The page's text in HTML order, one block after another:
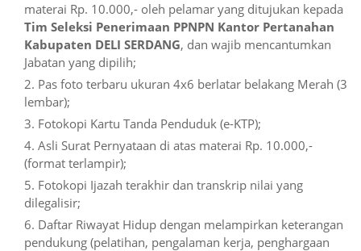
materai Rp. 10.000,- oleh pelamar yang ditujukan kepada
Tim Seleksi Penerimaan PPNPN Kantor Pertanahan
Kabupaten DELI SERDANG, dan wajib mencantumkan
Jabatan yang dipilih;
Pas foto terbaru ukuran 4x6 berlatar belakang Merah (3
lembar);
Fotokopi Kartu Tanda Penduduk (e-KTP);
Asli Surat Pernyataan di atas materai Rp. 10.000,-
(format terlampir);
Fotokopi Ijazah terakhir dan transkrip nilai yang
dilegalisir;
Daftar Riwayat Hidup dengan melampirkan keterangan
pendukung (pelatihan, pengalaman kerja, penghargaan